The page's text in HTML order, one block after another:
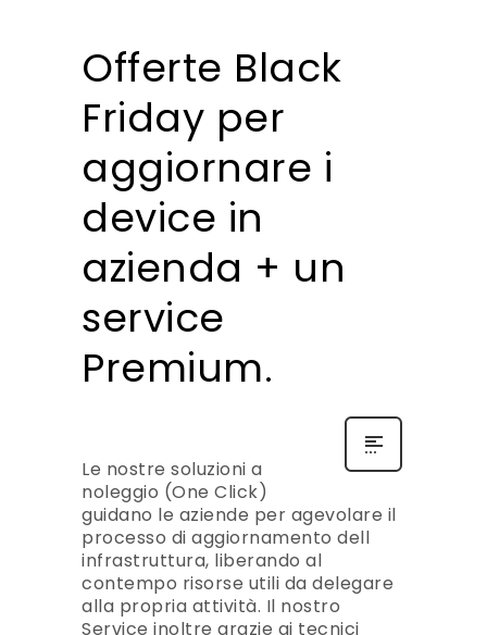
Offerte Black
Friday per
aggiornare i
device in
azienda + un
service
Premium.
Le nostre soluzioni a
noleggio (One Click)
guidano le aziende per agevolare il
processo di aggiornamento dell
infrastruttura, liberando al
contempo risorse utili da delegare
alla propria attività. Il nostro
Service inoltre grazie ai tecnici